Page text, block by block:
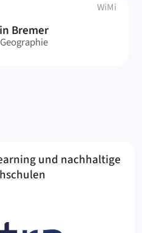
Bremer
WiMi
und nachhaltige